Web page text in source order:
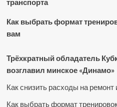
транспорта
Как выбрать формат
вам
Трёхкратный обладатель
возглавил минское «Динамо»
Как снизить расходы на
Как выбрать формат